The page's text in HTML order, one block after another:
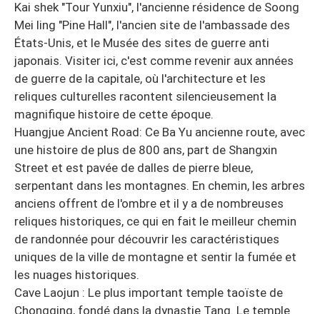
Kai shek "Tour Yunxiu", l'ancienne résidence de Soong
Mei ling "Pine Hall", l'ancien site de l'ambassade des
États-Unis, et le Musée des sites de guerre anti
japonais. Visiter ici, c'est comme revenir aux années
de guerre de la capitale, où l'architecture et les
reliques culturelles racontent silencieusement la
magnifique histoire de cette époque.
Huangjue Ancient Road: Ce Ba Yu ancienne route, avec
une histoire de plus de 800 ans, part de Shangxin
Street et est pavée de dalles de pierre bleue,
serpentant dans les montagnes. En chemin, les arbres
anciens offrent de l'ombre et il y a de nombreuses
reliques historiques, ce qui en fait le meilleur chemin
de randonnée pour découvrir les caractéristiques
uniques de la ville de montagne et sentir la fumée et
les nuages historiques.
Cave Laojun : Le plus important temple taoïste de
Chongqing, fondé dans la dynastie Tang. Le temple